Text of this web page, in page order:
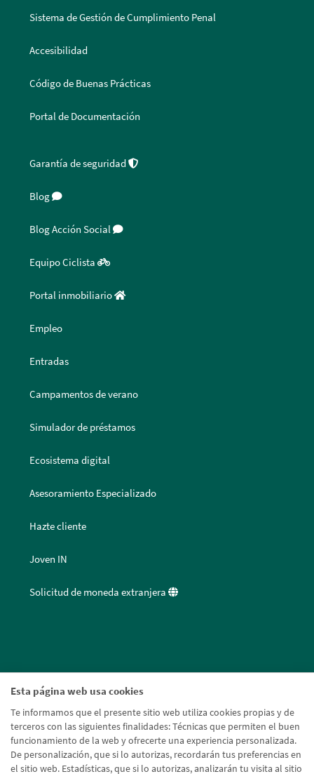
Esta página web usa cookies
Te informamos que el presente sitio web utiliza cookies propias y de
terceros con las siguientes finalidades: Técnicas que permiten el buen
funcionamiento de la web y ofrecerte una experiencia personalizada.
De personalización, que si lo autorizas, recordarán tus preferencias en
el sitio web. Estadísticas, que si lo autorizas, analizarán tu visita al sitio
Sistema de Gestión de Cumplimiento Penal
Accesibilidad
Código de Buenas Prácticas
Portal de Documentación
Garantía de seguridad
Blog
Blog Acción Social
Equipo Ciclista
Portal inmobiliario
Empleo
Entradas
Campamentos de verano
Simulador de préstamos
Ecosistema digital
Asesoramiento Especializado
Hazte cliente
Joven IN
Solicitud de moneda extranjera